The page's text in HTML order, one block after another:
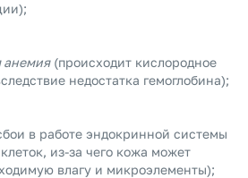
анемия(происходит кислородное
недостатка гемоглобина);
в работе эндокринной системы
из-за чего кожа может
влагу и микроэлементы);